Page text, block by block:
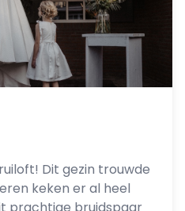
Dit gezin trouwde
keken er al heel